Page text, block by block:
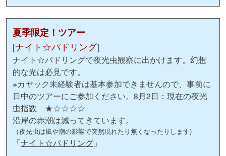
夏季限定！ツアー
[ナイト☆パドリング]
ナイト☆パドリングで夜光虫観察に出かけます。幻想
的な光は必見です。
※カヤック未経験者は基本参加できませんので、事前に
日中のツアーにご参加ください。 8月2日：現在の夜光
虫指数 ★☆☆☆☆
沿岸の赤潮は減ってきています。
（夜光虫は風や潮の影響で突然現れたり無くなったりします)
「ナイト☆パドリング 」